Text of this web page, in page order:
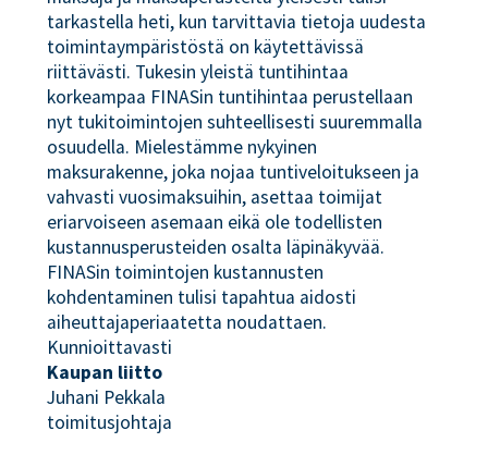
tarkastella heti, kun tarvittavia tietoja uudesta
toimintaympäristöstä on käytettävissä
riittävästi. Tukesin yleistä tuntihintaa
korkeampaa FINASin tuntihintaa perustellaan
nyt tukitoimintojen suhteellisesti suuremmalla
osuudella. Mielestämme nykyinen
maksurakenne, joka nojaa tuntiveloitukseen ja
vahvasti vuosimaksuihin, asettaa toimijat
eriarvoiseen asemaan eikä ole todellisten
kustannusperusteiden osalta läpinäkyvää.
FINASin toimintojen kustannusten
kohdentaminen tulisi tapahtua aidosti
aiheuttajaperiaatetta noudattaen.
Kunnioittavasti
Kaupan liitto
Juhani Pekkala
toimitusjohtaja